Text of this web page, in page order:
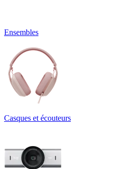
Ensembles
Casques et écouteurs